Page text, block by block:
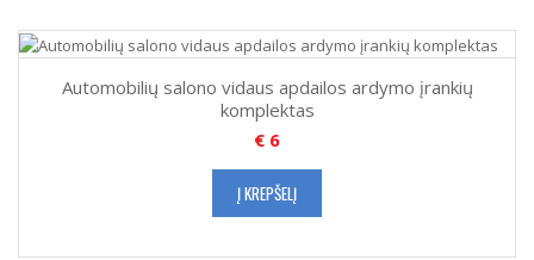
Automobilių salono vidaus apdailos ardymo įrankių
komplektas
€ 6
Į KREPŠELĮ